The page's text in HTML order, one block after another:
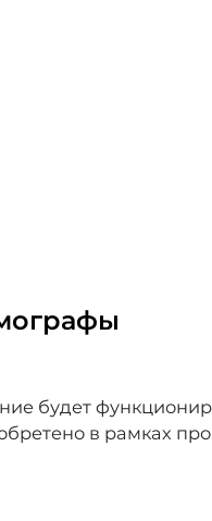
будет
в рамках